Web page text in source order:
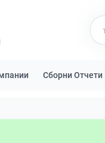
Сборни Отчети